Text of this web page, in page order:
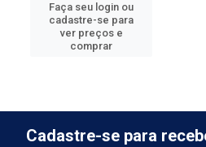
Faça seu login ou
cadastre-se para
ver preços e
comprar
Cadastre-se para